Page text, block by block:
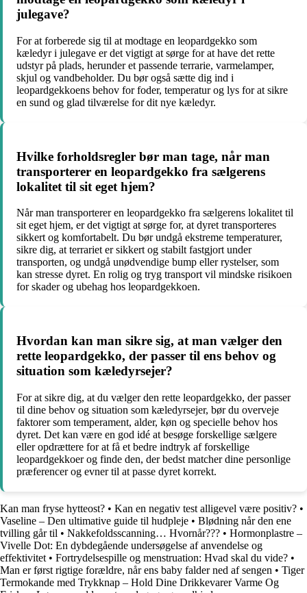
julegave?
For at forberede sig til at modtage en leopardgekko som
kæledyr i julegave er det vigtigt at sørge for at have det rette
udstyr på plads, herunder et passende terrarie, varmelamper,
skjul og vandbeholder. Du bør også sætte dig ind i
leopardgekkoens behov for foder, temperatur og lys for at sikre
en sund og glad tilværelse for dit nye kæledyr.
Hvilke forholdsregler bør man tage, når man
transporterer en leopardgekko fra sælgerens
lokalitet til sit eget hjem?
Når man transporterer en leopardgekko fra sælgerens lokalitet til
sit eget hjem, er det vigtigt at sørge for, at dyret transporteres
sikkert og komfortabelt. Du bør undgå ekstreme temperaturer,
sikre dig, at terrariet er sikkert og stabilt fastgjort under
transporten, og undgå unødvendige bump eller rystelser, som
kan stresse dyret. En rolig og tryg transport vil mindske risikoen
for skader og ubehag hos leopardgekkoen.
Hvordan kan man sikre sig, at man vælger den
rette leopardgekko, der passer til ens behov og
situation som kæledyrsejer?
For at sikre dig, at du vælger den rette leopardgekko, der passer
til dine behov og situation som kæledyrsejer, bør du overveje
faktorer som temperament, alder, køn og specielle behov hos
dyret. Det kan være en god idé at besøge forskellige sælgere
eller opdrættere for at få et bedre indtryk af forskellige
leopardgekkoer og finde den, der bedst matcher dine personlige
præferencer og evner til at passe dyret korrekt.
Kan man fryse hytteost? • Kan en negativ test alligevel være positiv? •
Vaseline – Den ultimative guide til hudpleje • Blødning når den ene
tvilling går til • Nakkefoldsscanning… Hvornår??? • Hormonplastre –
Vivelle Dot: En dybdegående undersøgelse af anvendelse og
effektivitet • Fortrydelsespille og menstruation: Hvad skal du vide? •
Man er først rigtige forældre, når ens baby falder ned af sengen • Tiger
Termokande med Trykknap – Hold Dine Drikkevarer Varme Og